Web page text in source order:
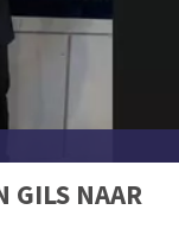
GILS NAAR